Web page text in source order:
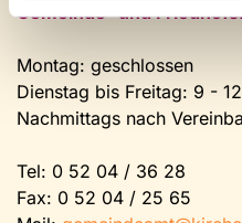
Gemeinde- und
Montag: geschlossen
Dienstag bis Freitag: 9 -
Nachmittags nach
Tel: 0 52 04 / 36 28
Fax: 0 52 04 / 25 65